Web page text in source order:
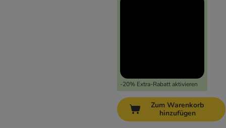
-20% Extra-Rabatt aktivieren
Zum Warenkorb
hinzufügen